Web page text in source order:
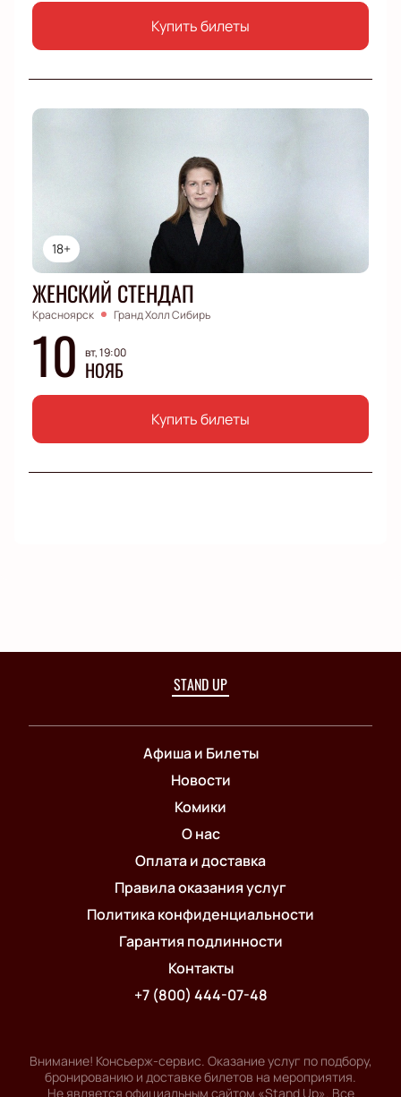
Купить билеты
18+
ЖЕНСКИЙ СТЕНДАП
Красноярск Гранд Холл Сибирь
10 вт, 19:00
НОЯБ
Купить билеты
STAND UP
Афиша и Билеты
Новости
Комики
О нас
Оплата и доставка
Правила оказания услуг
Политика конфиденциальности
Гарантия подлинности
Контакты
+7 (800) 444-07-48
Внимание! Консьерж-сервис. Оказание услуг по подбору,
бронированию и доставке билетов на мероприятия.
Не является официальным сайтом «Stand Up». Все